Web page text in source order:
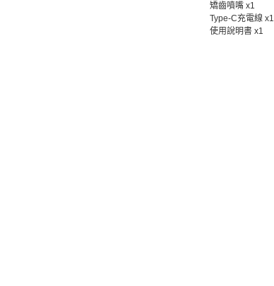
矯齒噴嘴 x1
Type-C充電線 x1
使用說明書 x1